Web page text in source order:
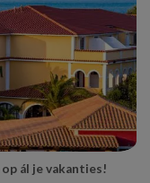
ál je vakanties!